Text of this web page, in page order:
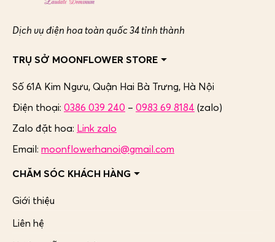
Dịch vụ điện hoa toàn quốc 34 tỉnh thành
TRỤ SỞ MOONFLOWER STORE
Số 61A Kim Ngưu, Quận Hai Bà Trưng, Hà Nội
Điện thoại: 0386 039 240 – 0983 69 8184 (zalo)
Zalo đặt hoa: Link zalo
Email: moonflowerhanoi@gmail.com
CHĂM SÓC KHÁCH HÀNG
Giới thiệu
Liên hệ